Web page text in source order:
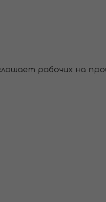
рабочих на